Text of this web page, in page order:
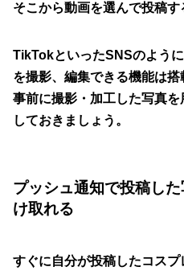
そこから動画を選んで投稿す
TikTokといったSNSのよう
を撮影、編集できる機能は
事前に撮影・加工した写真
しておきましょう。
プッシュ通知で投稿し
け取れる
すぐに自分が投稿したコス